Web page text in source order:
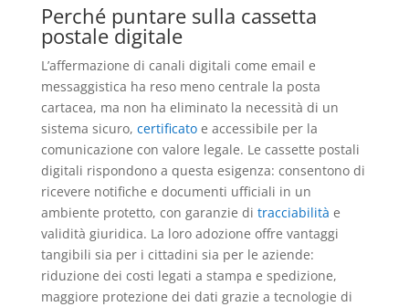
Perché puntare sulla cassetta
postale digitale
L’affermazione di canali digitali come email e
messaggistica ha reso meno centrale la posta
cartacea, ma non ha eliminato la necessità di un
sistema sicuro, certificatoe accessibile per la
comunicazione con valore legale. Le cassette postali
digitali rispondono a questa esigenza: consentono di
ricevere notifiche e documenti ufficiali in un
ambiente protetto, con garanzie di tracciabilità e
validità giuridica. La loro adozione offre vantaggi
tangibili sia per i cittadini sia per le aziende:
riduzione dei costi legati a stampa e spedizione,
maggiore protezione dei dati grazie a tecnologie di